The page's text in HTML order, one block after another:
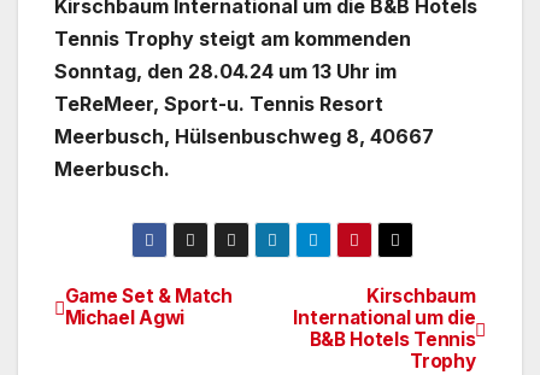
Kirschbaum International um die B&B Hotels
Tennis Trophy steigt am kommenden
Sonntag, den 28.04.24 um 13 Uhr im
TeReMeer, Sport-u. Tennis Resort
Meerbusch, Hülsenbuschweg 8, 40667
Meerbusch.
BeitragsnavigationKirschbaum
International um die
B&B Hotels Tennis
Trophy
Game Set & Match
Michael Agwi